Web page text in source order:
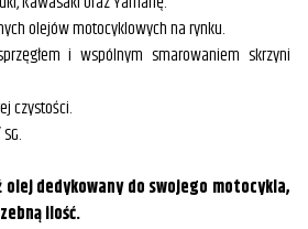
olejów motocyklowych na rynku.
i wspólnym smarowaniem skrzyni
czystości.
olej dedykowany do swojego motocykla,
ilość.